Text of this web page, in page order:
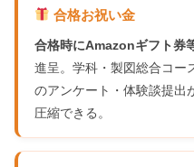
合格お祝い金
合格時にAmazonギフト券
進呈。学科・製図総合コー
のアンケート・体験談提出
圧縮できる。